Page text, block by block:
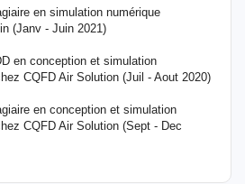
en simulation numérique
(Janv - Juin 2021)
en conception et simulation
CQFD Air Solution (Juil - Aout 2020)
en conception et simulation
CQFD Air Solution (Sept - Dec